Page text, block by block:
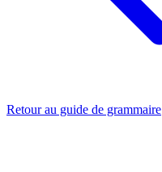
Retour au guide de grammaire